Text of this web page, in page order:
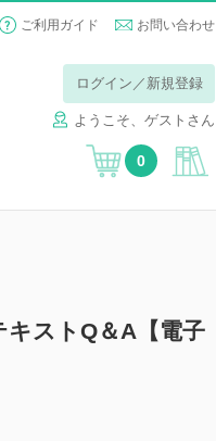
ご利用ガイド お問い合わせ
ログイン／新規登録
ようこそ、ゲストさん
0
ストQ＆A【電子